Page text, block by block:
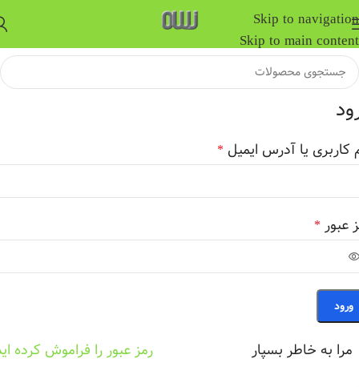
Skip to navigation
Skip to main content
کاربری یا آدرس ایمیل *
عبور *
ورود
رمز عبور را فراموش کرده مرا به خاطر بسپار